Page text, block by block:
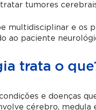
tumores
multidisciplinar e os
ao paciente
trata o
e doenças
cérebro,